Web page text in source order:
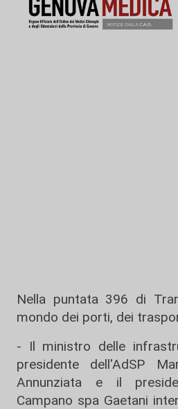
Nella puntata 396 di
mondo dei porti, dei
- Il ministro delle
presidente dell'AdSP
Annunziata e il
Campano spa Gaetani